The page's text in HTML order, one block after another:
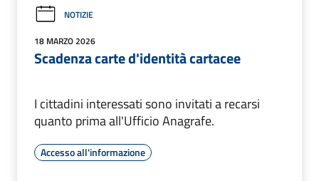
NOTIZIE
18 MARZO 2026
Scadenza carte d'identità cartacee
I cittadini interessati sono invitati a recarsi
quanto prima all'Ufficio Anagrafe.
Accesso all'informazione